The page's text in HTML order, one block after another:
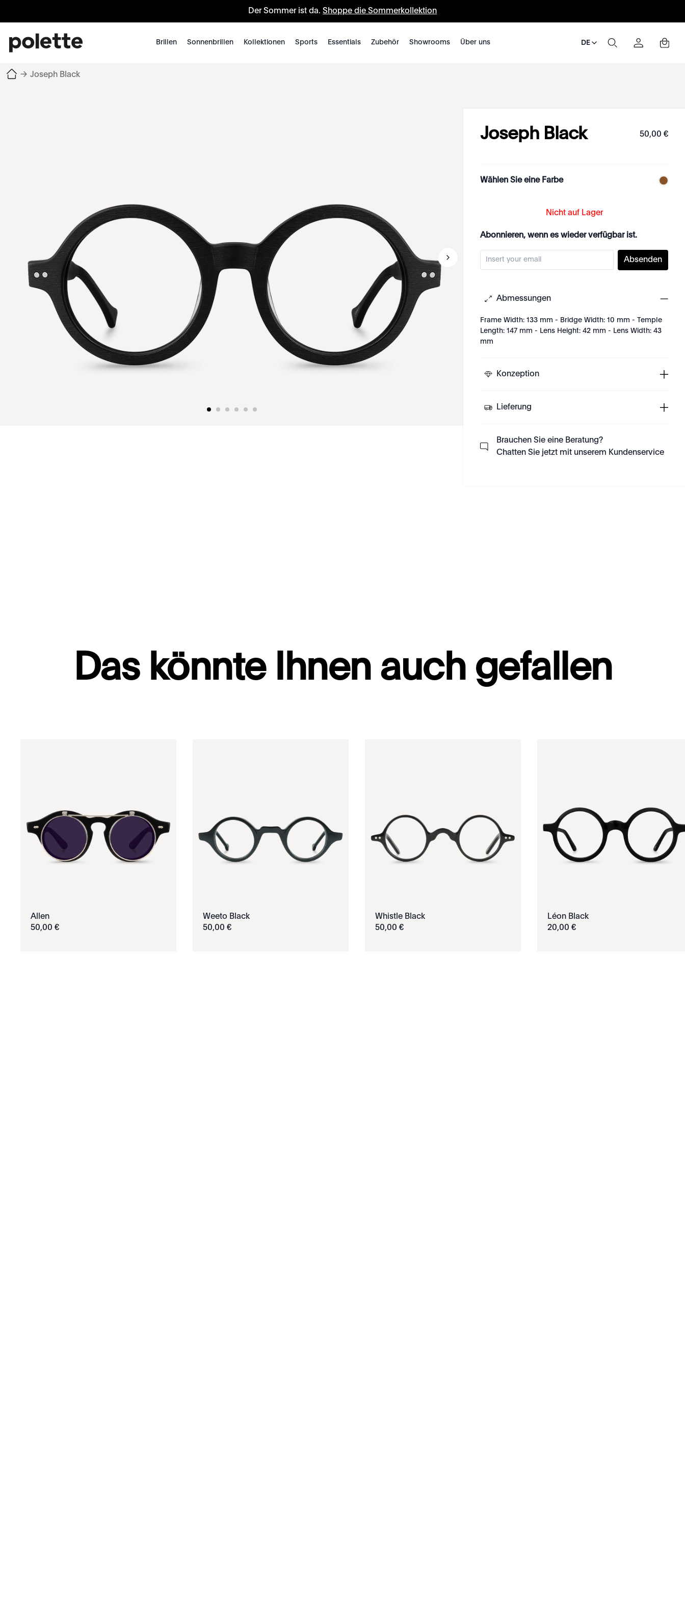
Der Sommer ist da. Shoppe die Sommerkollektion
Brillen Sonnenbrillen Kollektionen Sports Essentials Zubehör Showrooms Über uns DE
→ Joseph Black
Joseph Black 50,00 €
Wählen Sie eine Farbe
Nicht auf Lager
Abonnieren, wenn es wieder verfügbar ist.
Absenden
Abmessungen
Frame Width: 133 mm - Bridge Width: 10 mm - Temple
Length: 147 mm - Lens Height: 42 mm - Lens Width: 43
mm
Konzeption
Lieferung
Brauchen Sie eine Beratung?
Chatten Sie jetzt mit unserem Kundenservice
Das könnte Ihnen auch gefallen
Allen
50,00 €
Weeto Black
50,00 €
Whistle Black
50,00 €
Léon Black
20,00 €